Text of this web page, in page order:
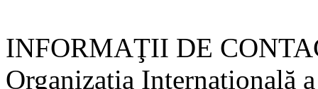
INFORMAŢII DE
Organizaţia